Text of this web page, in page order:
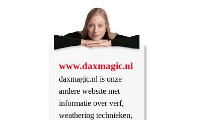
www.daxmagic.nl
daxmagic.nl is onze
andere website met
informatie over verf,
weathering technieken,